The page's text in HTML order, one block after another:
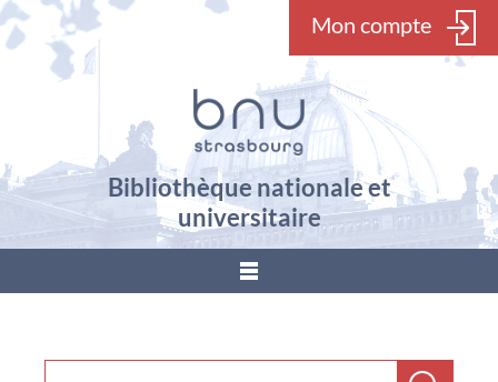
Mon compte
Bibliothèque nationale et
universitaire
???